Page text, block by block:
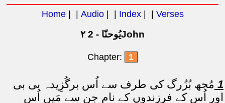
Home| | Audio| | Index| | Verses
۲ یُوحنّا - 2John
Chapter: 1
1 مُجھ بُزُرگ کی طرف سے اُس برگُزِیدہ بی بی
اور اُس کے فرزندوں کے نام جِن سے مَیں اُس